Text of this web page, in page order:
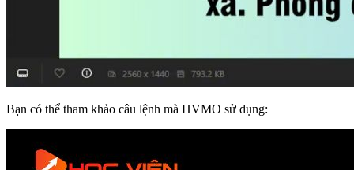
Bạn có thể tham khảo câu lệnh mà HVMO sử dụng: